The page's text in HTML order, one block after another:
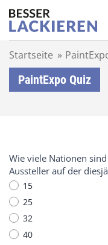
Startseite »
PaintExpo Quiz
T
e
s
t
e
n
S
Wie viele Nationen
Aussteller auf der
15
25
32
40